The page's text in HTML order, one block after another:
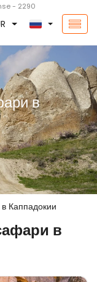
- 2290
в
Каппадокии
в